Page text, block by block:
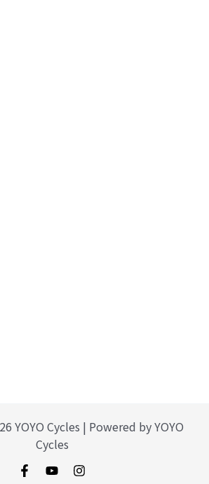
YOYO Cycles | Powered by YOYO
Cycles